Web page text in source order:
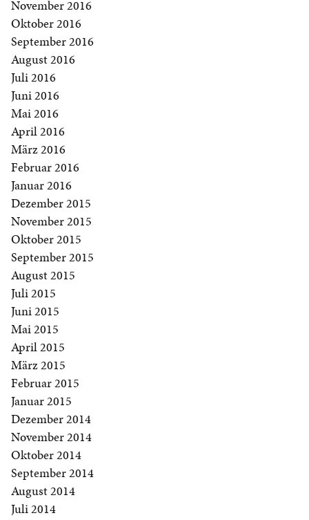
November 2016
Oktober 2016
September 2016
August 2016
Juli 2016
Juni 2016
Mai 2016
April 2016
März 2016
Februar 2016
Januar 2016
Dezember 2015
November 2015
Oktober 2015
September 2015
August 2015
Juli 2015
Juni 2015
Mai 2015
April 2015
März 2015
Februar 2015
Januar 2015
Dezember 2014
November 2014
Oktober 2014
September 2014
August 2014
Juli 2014